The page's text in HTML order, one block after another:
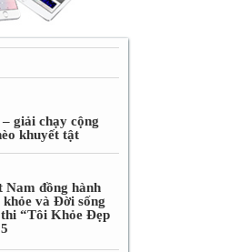
giải chạy cộng
khuyết tật
Nam đồng hành
khỏe và Đời sống
“Tôi Khỏe Đẹp